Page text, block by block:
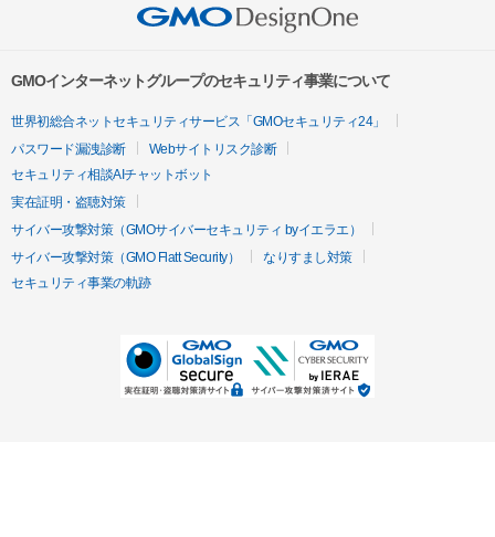
GMOインターネットグループのセキュリティ事業について
世界初総合ネットセキュリティサービス「GMOセキュリティ24」
パスワード漏洩診断
Webサイトリスク診断
セキュリティ相談AIチャットボット
実在証明・盗聴対策
サイバー攻撃対策（GMOサイバーセキュリティ byイエラエ）
サイバー攻撃対策（GMO Flatt Security）
なりすまし対策
セキュリティ事業の軌跡